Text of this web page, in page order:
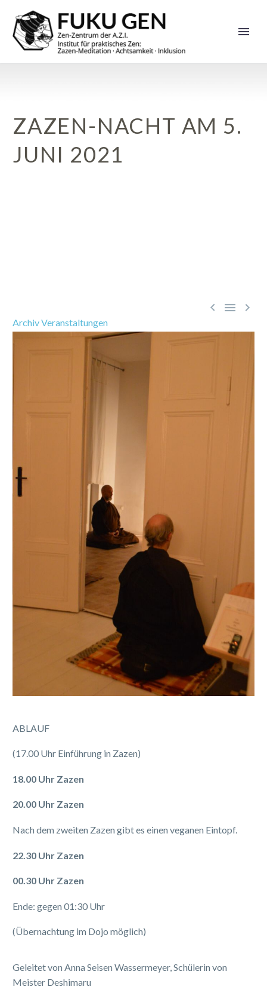
ZAZEN-NACHT AM 5.
JUNI 2021
  
Archiv Veranstaltungen
ABLAUF
(17.00 Uhr Einführung in Zazen)
18.00 Uhr Zazen
20.00 Uhr Zazen
Nach dem zweiten Zazen gibt es einen veganen Eintopf.
22.30 Uhr Zazen
00.30 Uhr Zazen
Ende: gegen 01:30 Uhr
(Übernachtung im Dojo möglich)
Geleitet von Anna Seisen Wassermeyer, Schülerin von
Meister Deshimaru